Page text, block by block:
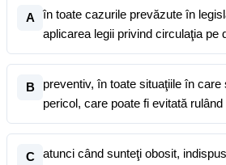
A
în toate cazurile prevăzute în
aplicarea legii privind circulaţia pe
B
preventiv, în toate situaţiile în
pericol, care poate fi evitată
C
atunci când sunteţi obosit,